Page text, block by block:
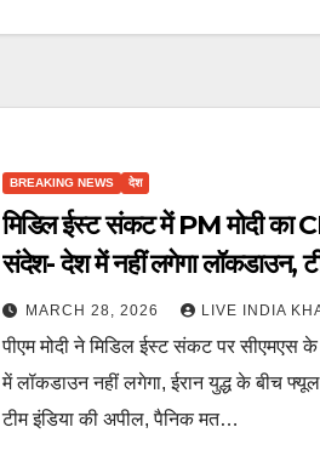
BREAKING NEWS देश
मिडिल ईस्ट संकट में PM मोदी का
संदेश- देश में नहीं लगेगा लॉकडाउन,
अपीलMARCH 28, 2026 LIVE INDIA
पीएम मोदी ने मिडिल ईस्ट संकट पर
में लॉकडाउन नहीं लगेगा, ईरान युद्ध के बीच फ्यूल
टीम इंडिया की अपील, पैनिक मत…